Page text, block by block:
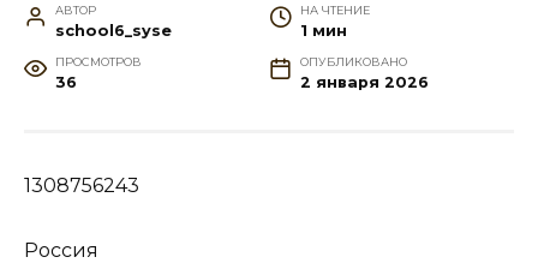
АВТОР
school6_syse
НА ЧТЕНИЕ
1 мин
ПРОСМОТРОВ
36
ОПУБЛИКОВАНО
2 января 2026
1308756243
Россия